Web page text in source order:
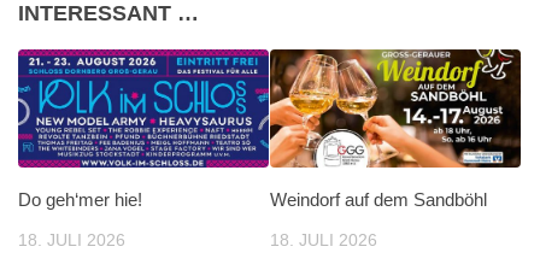
INTERESSANT …
Do geh‘mer hie!
18. JULI 2026
Weindorf auf dem Sandböhl
18. JULI 2026